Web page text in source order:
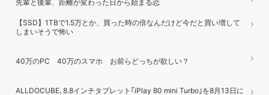
先輩と後輩、距離が変わった日から始まる恋
【SSD】1TBで1.5万とか、買った時の倍なんだけど今だと買い増して
しまいそうで怖い
40万のPC 40万のスマホ お前らどっちが欲しい？
ALLDOCUBE､8.8インチタブレット｢iPlay 80 mini Turbo｣を8月13日に